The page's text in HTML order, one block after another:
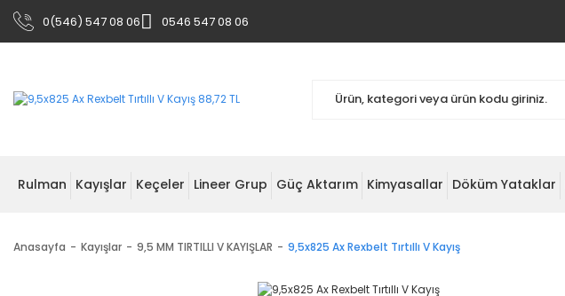
0(546) 547 08 06 0546 547 08 06
Rulman Kayışlar Keçeler Lineer Grup Güç Aktarım Kimyasallar Döküm Yataklar
Anasayfa Kayışlar 9,5 MM TIRTILLI V KAYIŞLAR 9,5x825 Ax Rexbelt Tırtıllı V Kayış